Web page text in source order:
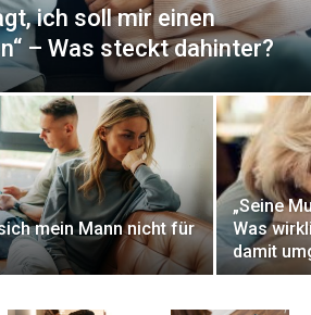
ich soll mir einen
– Was steckt dahinter?
mein Mann nicht für
„Seine
Was
damit